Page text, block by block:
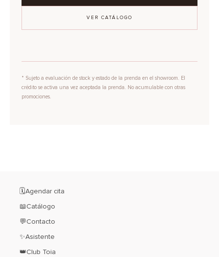
VER CATÁLOGO
* Sujeto a evaluación de stock y estado de la prenda en el showroom. El
crédito se activa una vez aceptada la prenda. No acumulable con otras
promociones.
🗓️Agendar cita
📖Catálogo
💬Contacto
✨Asistente
👑Club Toia